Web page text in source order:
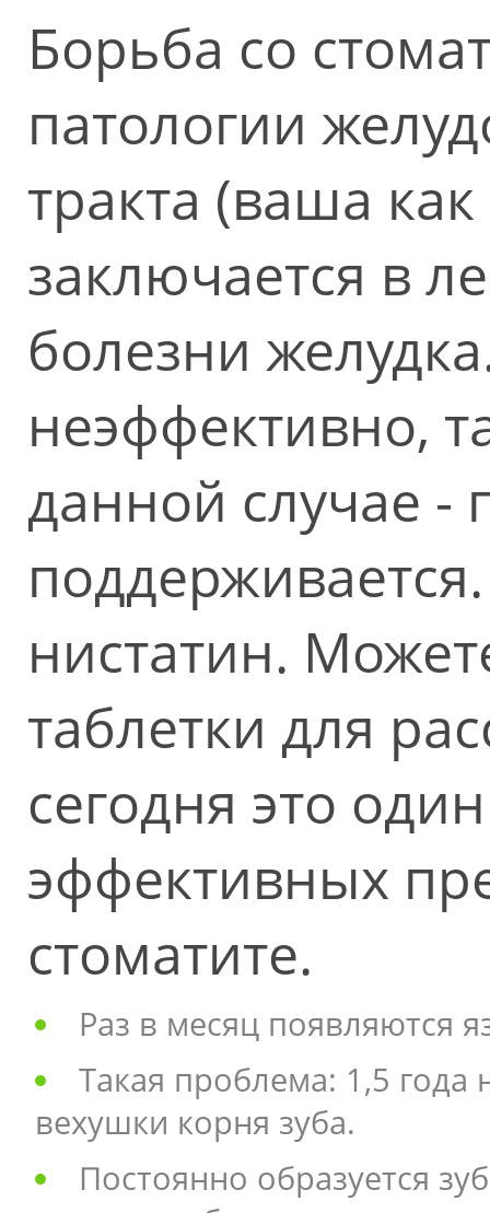
Борьба со
патологии
тракта (ваша
заключается в
болезни
неэффективно,
данной случае -
нистатин.
таблетки для
сегодня это
эффективных
стоматите.
Раз в месяц появляются
Такая проблема: 1,5
вехушки корня зуба.
Постоянно образуется